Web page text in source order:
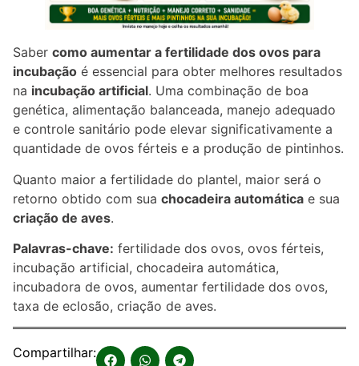
Saber como aumentar a fertilidade dos ovos para
incubação é essencial para obter melhores resultados
na incubação artificial. Uma combinação de boa
genética, alimentação balanceada, manejo adequado
e controle sanitário pode elevar significativamente a
quantidade de ovos férteis e a produção de pintinhos.
Quanto maior a fertilidade do plantel, maior será o
retorno obtido com sua chocadeira automática e sua
criação de aves.
Palavras-chave: fertilidade dos ovos, ovos férteis,
incubação artificial, chocadeira automática,
incubadora de ovos, aumentar fertilidade dos ovos,
taxa de eclosão, criação de aves.
Compartilhar: